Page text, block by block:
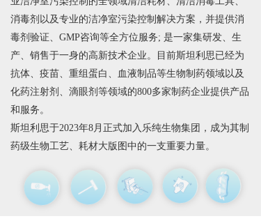
消毒剂以及专业的洁净室污染控制解决方案，并提供消
毒剂验证、GMP咨询等全方位服务; 是一家集研发、生
产、销售于一身的高新技术企业。目前斯坦利思已经为
抗体、疫苗、重组蛋白、血液制品等生物制药领域以及
化药注射剂、滴眼剂等领域的800多家制药企业提供产品
和服务。
斯坦利思于2023年8月正式加入乐纯生物集团，成为其制
药级生物工艺、耗材大版图中的一支重要力量。